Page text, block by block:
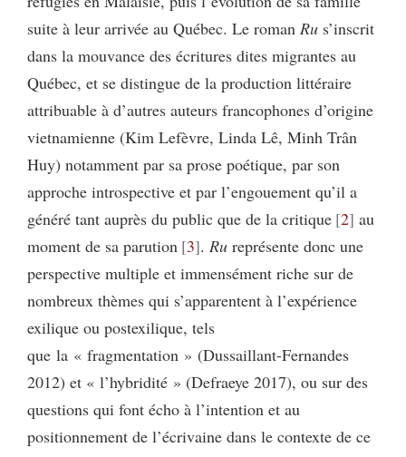
suite à leur arrivée au Québec. Le roman Ru s’inscrit
dans la mouvance des écritures dites migrantes au
Québec, et se distingue de la production littéraire
attribuable à d’autres auteurs francophones d’origine
vietnamienne (Kim Lefèvre, Linda Lê, Minh Trân
Huy) notamment par sa prose poétique, par son
approche introspective et par l’engouement qu’il a
généré tant auprès du public que de la critique 2 au
moment de sa parution 3 . Rureprésente donc une
perspective multiple et immensément riche sur de
nombreux thèmes qui s’apparentent à l’expérience
exilique ou postexilique, tels
que la « fragmentation » (Dussaillant-Fernandes
2012) et « l’hybridité » (Defraeye 2017), ou sur des
questions qui font écho à l’intention et au
positionnement de l’écrivaine dans le contexte de ce